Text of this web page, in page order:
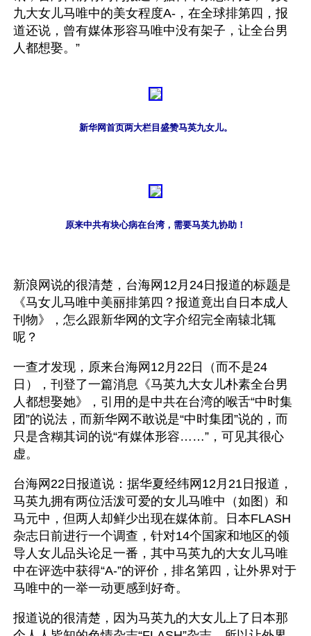
九大女儿马唯中的美女程度A-，在全球排第四，报
道还说，曾有媒体形容马唯中没有架子，让全台男
人都想娶。”
新华网首页两大栏目盛赞马英九女儿。
原来中共有块心病在台湾，需要马英九协助！
新浪网说的很清楚，台海网12月24日报道的标题是
《马女儿马唯中美丽排第四？报道竟出自日本成人
刊物》，怎么跟新华网的文字介绍完全南辕北辄
呢？
一查才发现，原来台海网12月22日（而不是24
日），刊登了一篇消息《马英九大女儿朴素全台男
人都想娶她》，引用的是中共在台湾的喉舌“中时集
团”的说法，而新华网不敢说是“中时集团”说的，而
只是含糊其词的说“有媒体形容……”，可见其很心
虚。
台海网22日报道说：据华夏经纬网12月21日报道，
马英九拥有两位活泼可爱的女儿马唯中（如图）和
马元中，但两人却鲜少出现在媒体前。日本FLASH
杂志日前进行一个调查，针对14个国家和地区的领
导人女儿品头论足一番，其中马英九的大女儿马唯
中在评选中获得“A-”的评价，排名第四，让外界对于
马唯中的一举一动更感到好奇。
报道说的很清楚，因为马英九的大女儿上了日本那